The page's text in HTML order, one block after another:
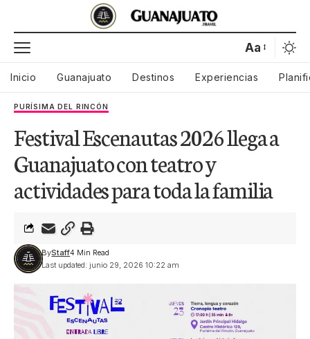
Aa
Inicio Guanajuato Destinos Experiencias
PURÍSIMA DEL RINCÓN
Festival Escenautas 2026 llega a
Guanajuato con teatro y
actividades para toda la familia
Last updated: junio 29, 2026 10:22 am
ByStaff4 Min Read